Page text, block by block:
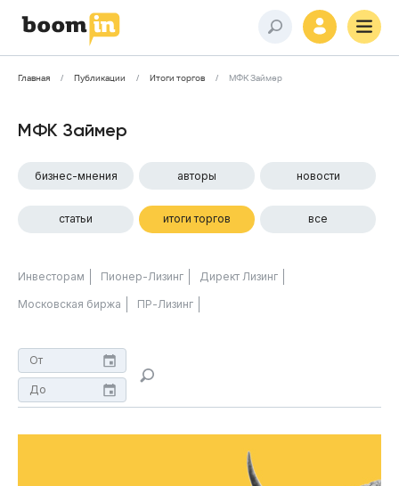
Главная Публикации Итоги торгов МФК Займер
МФК Займер
бизнес-мнения авторы новости
статьи итоги торгов все
Инвесторам Пионер-Лизинг Директ Лизинг
Московская биржа ПР-Лизинг